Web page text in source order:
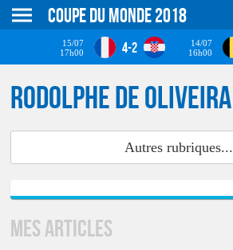
Coupe du monde 2018
15/07
17h00
4-2
14/07
16h00
Rodolphe De Oliveira
Autres rubriques...
Mes articles